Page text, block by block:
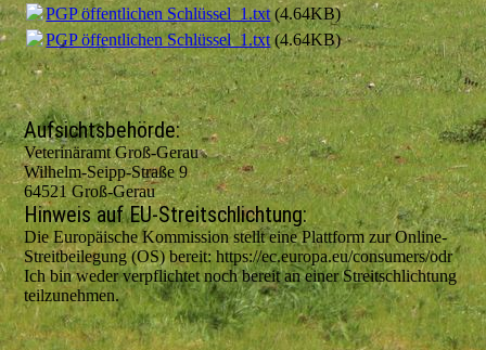
PGP öffentlichen Schlüssel_1.txt(4.64KB)
PGP öffentlichen Schlüssel_1.txt(4.64KB)
Aufsichtsbehörde:
Veterinäramt Groß-Gerau
Wilhelm-Seipp-Straße 9
64521 Groß-Gerau
Hinweis auf EU-Streitschlichtung:
Die Europäische Kommission stellt eine Plattform zur Online-
Streitbeilegung (OS) bereit: https://ec.europa.eu/consumers/odr
Ich bin weder verpflichtet noch bereit an einer Streitschlichtung
teilzunehmen.